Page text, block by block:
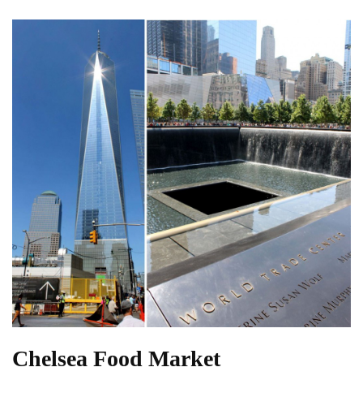
Chelsea Food Market